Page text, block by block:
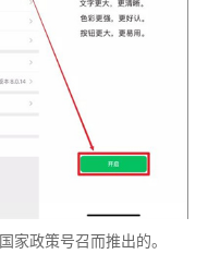
家政策号召而推出的。